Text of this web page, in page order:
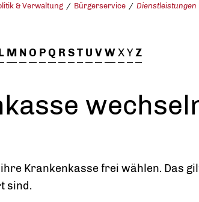
& Verwaltung Bürgerservice Dienstleistungen
M NO PQ RST U VWXYZ
Krankenkasse frei wählen. Das
sind.